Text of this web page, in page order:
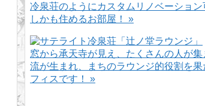
冷泉荘のようにカスタムリノベーション
しかも住めるお部屋！ »
窓から承天寺が見え、たくさんの人が集
流が生まれ、まちのラウンジ的役割を果
フィスです！ »